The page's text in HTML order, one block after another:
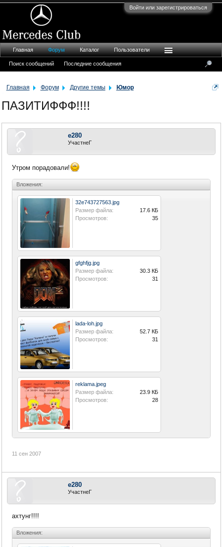
Войти или зарегистрироваться
Главная Форум Другие темы Юмор
ПАЗИТИФФФ!!!!
e280
УчастнеГ
Утром порадовали!
Вложения:
32e743727563.jpg
Размер файла:
17.6 КБ
Просмотров:
35
gfghfjg.jpg
Размер файла:
30.3 КБ
Просмотров:
31
lada-loh.jpg
Размер файла:
52.7 КБ
Просмотров:
31
reklama.jpeg
Размер файла:
23.9 КБ
Просмотров:
28
11 сен 2007
e280
УчастнеГ
ахтунг!!!!
Вложения:
Главная Форум
Поиск сообщений Последние сообщения
Каталог Пользователи